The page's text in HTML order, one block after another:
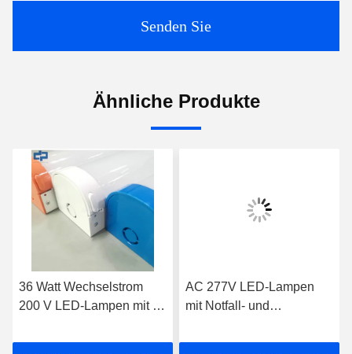
Senden Sie
Ähnliche Produkte
36 Watt Wechselstrom
200 V LED-Lampen mit 10
AC 277V LED-Lampen
mit Notfall- und